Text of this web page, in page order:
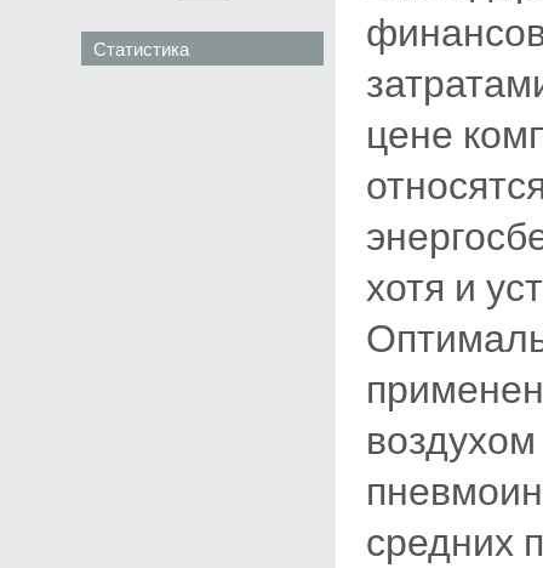
Статистика
цене
хотя и
средних